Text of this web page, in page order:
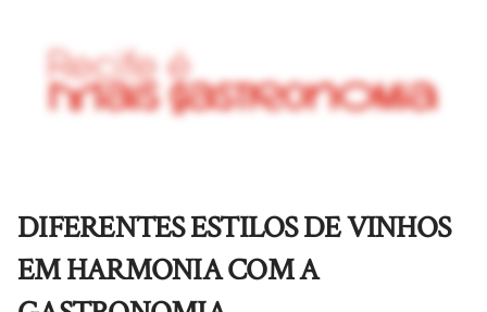
DIFERENTES ESTILOS DE VINHOS
EM HARMONIA COM A